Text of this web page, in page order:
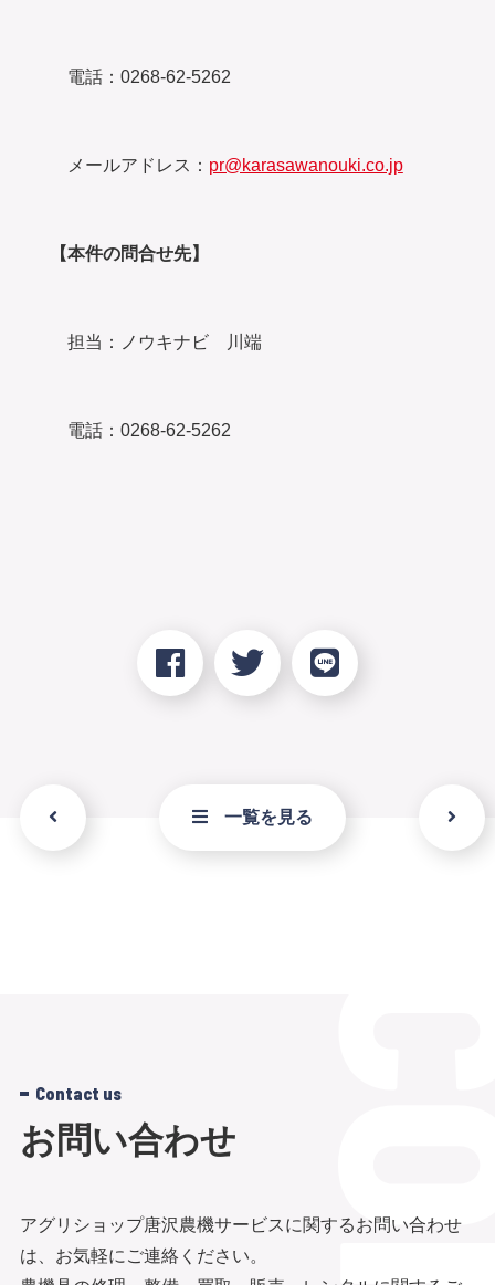
電話：0268-62-5262
メールアドレス： pr@karasawanouki.co.jp
【本件の問合せ先】
担当：ノウキナビ 川端
電話：0268-62-5262
一覧を見る
Contact us
お問い合わせ
アグリショップ唐沢農機サービスに関するお問い合わせ
は、お気軽にご連絡ください。